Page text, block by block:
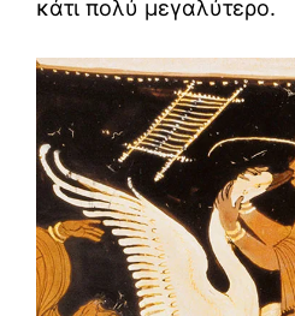
κάτι πολύ μεγαλύτερο.